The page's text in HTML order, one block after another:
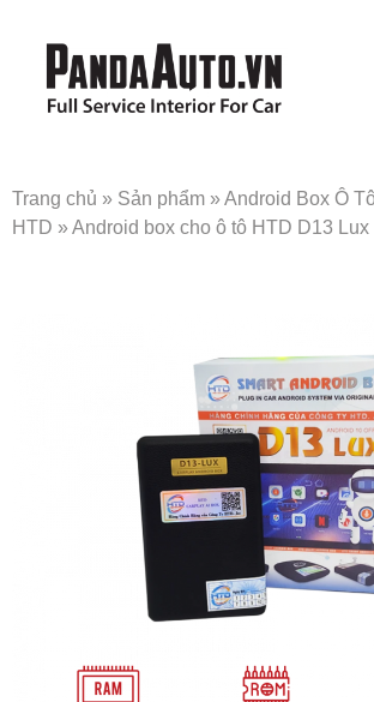
Trang chủ » Sản phẩm »Android Box Ô
HTD »Android box cho ô tô HTD D13 Lux